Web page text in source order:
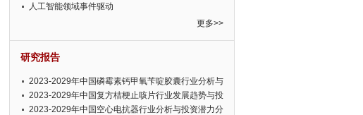
此淡定，难道就真的不怕丧失先机吗?
人工智能领域事件驱动
更多>>
研究报告
2023-2029年中国磷霉素钙甲氧苄啶胶囊行业分析与
投资可行性报告
2023-2029年中国复方桔梗止咳片行业发展趋势与投
资潜力分析报告
2023-2029年中国空心电抗器行业分析与投资潜力分